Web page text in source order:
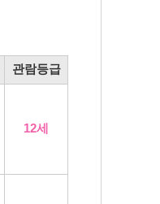
관람등급
12세